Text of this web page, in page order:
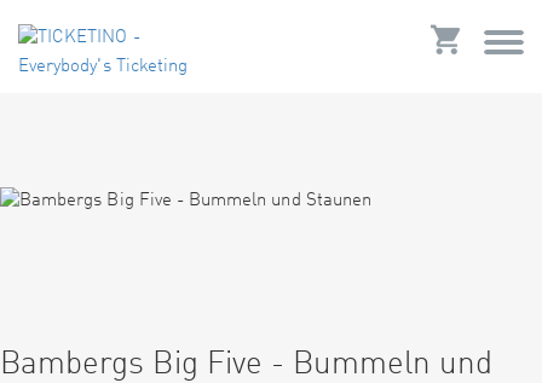
Bambergs Big Five - Bummeln und